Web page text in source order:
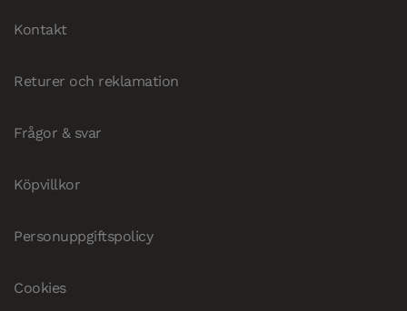
Kontakt
Returer och reklamation
Frågor & svar
Köpvillkor
Personuppgiftspolicy
Cookies